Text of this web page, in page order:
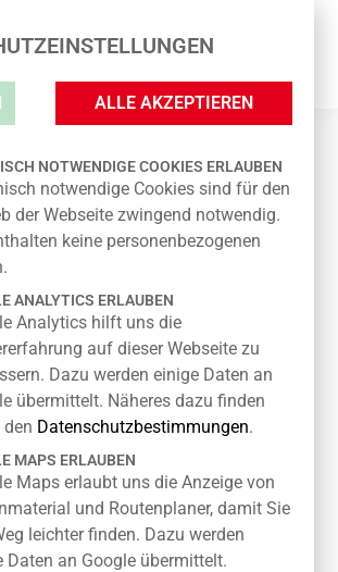
IN DER TAUT PASSAGE
die FIFA Fußball-Weltmeisterschaft
auch in der TAUT PASSAGE ist das
Mit passender
vielen sportlichen Highlights und
sorgen wir für die richtige
TAUT PASSAGE, entdecken Sie die
Fußballwelt und geben Sie Ihren
und den Torschützenkönig
warten attraktive Grillabende im
200 € auf die Gewinner.
NOTWENDIGE COOKIES ERLAUBEN
notwendige Cookies sind für den
der Webseite zwingend notwendig.
keine personenbezogenen
ANALYTICS ERLAUBEN
Analytics hilft uns die
auf dieser Webseite zu
Dazu werden einige Daten an
übermittelt. Näheres dazu finden
den Datenschutzbestimmungen.
MAPS ERLAUBEN
Maps erlaubt uns die Anzeige von
und Routenplaner, damit Sie
leichter finden. Dazu werden
Daten an Google übermittelt.
ALLE AKZEPTIEREN